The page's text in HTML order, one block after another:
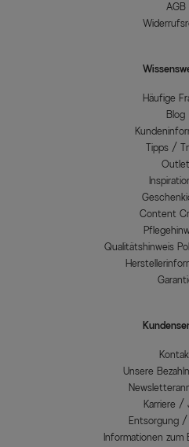
AGB
Häufige
Blog
Tipps /
Outlet
Content
Qualitätshinweis
Unsere
Karriere /
Entsorgung /
Informationen zum